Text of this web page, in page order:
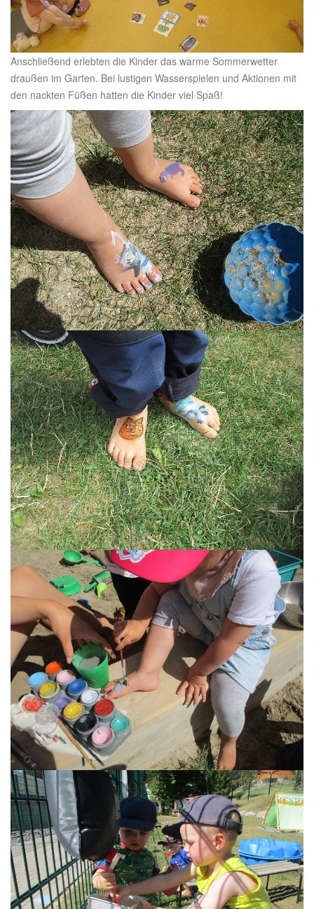
Anschließend erlebten die Kinder das warme Sommerwetter
draußen im Garten. Bei lustigen Wasserspielen und Aktionen mit
den nackten Füßen hatten die Kinder viel Spaß!